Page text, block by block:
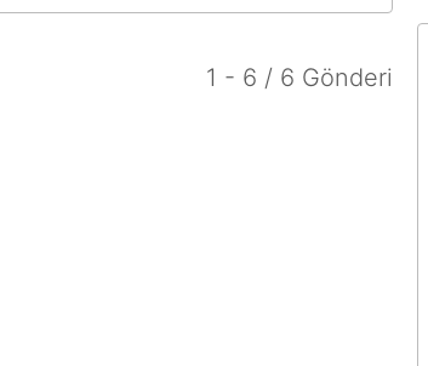
1 - 6 / 6 Gönderi